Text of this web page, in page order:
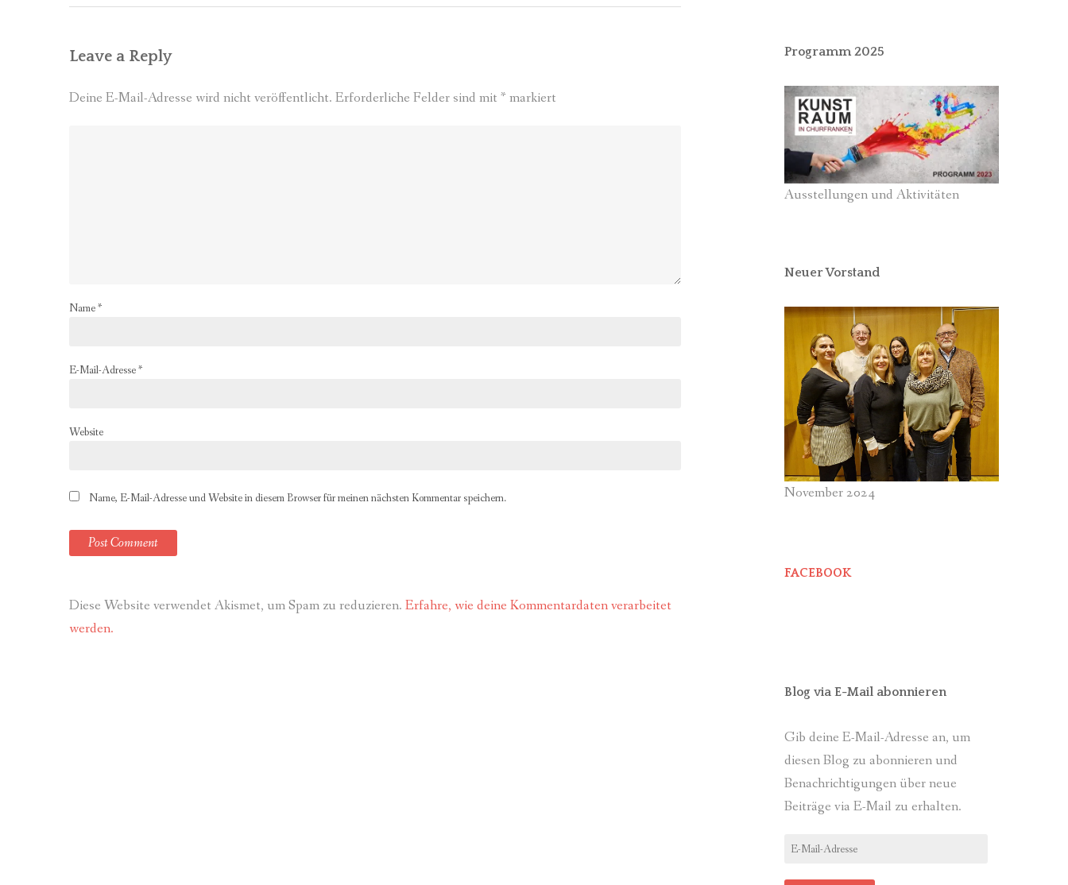
Leave a Reply
Deine E-Mail-Adresse wird nicht veröffentlicht. Erforderliche Felder sind mit *markiert
Name*
E-Mail-Adresse*
Website
Name, E-Mail-Adresse und Website in diesem Browser für meinen nächsten Kommentar speichern.
Diese Website verwendet Akismet, um Spam zu reduzieren. Erfahre, wie deine Kommentardaten verarbeitet
werden.
Programm 2025
Ausstellungen und Aktivitäten
Neuer Vorstand
November 2024
FACEBOOK
Blog via E-Mail abonnieren
Gib deine E-Mail-Adresse an, um
diesen Blog zu abonnieren und
Benachrichtigungen über neue
Beiträge via E-Mail zu erhalten.
E-